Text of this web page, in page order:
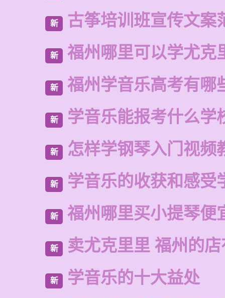
新 古筝培训班宣传文案
新 福州哪里可以学尤克
新 福州学音乐高考有哪
新 学音乐能报考什么学
新 怎样学钢琴入门视频
新 学音乐的收获和感受
新 福州哪里买小提琴便
新 卖尤克里里 福州的
新 学音乐的十大益处